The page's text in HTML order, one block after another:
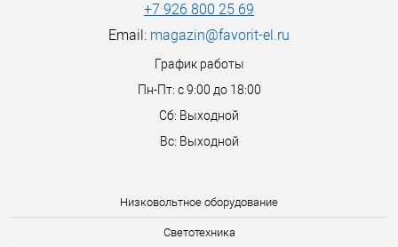
Низковольтное оборудование
Светотехника
+7 926 800 25 69
Email: magazin@favorit-el.ru
График работы
Пн-Пт: с 9:00 до 18:00
Сб: Выходной
Вс: Выходной